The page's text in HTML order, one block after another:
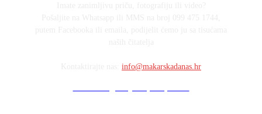
info@makarskadanas.hr